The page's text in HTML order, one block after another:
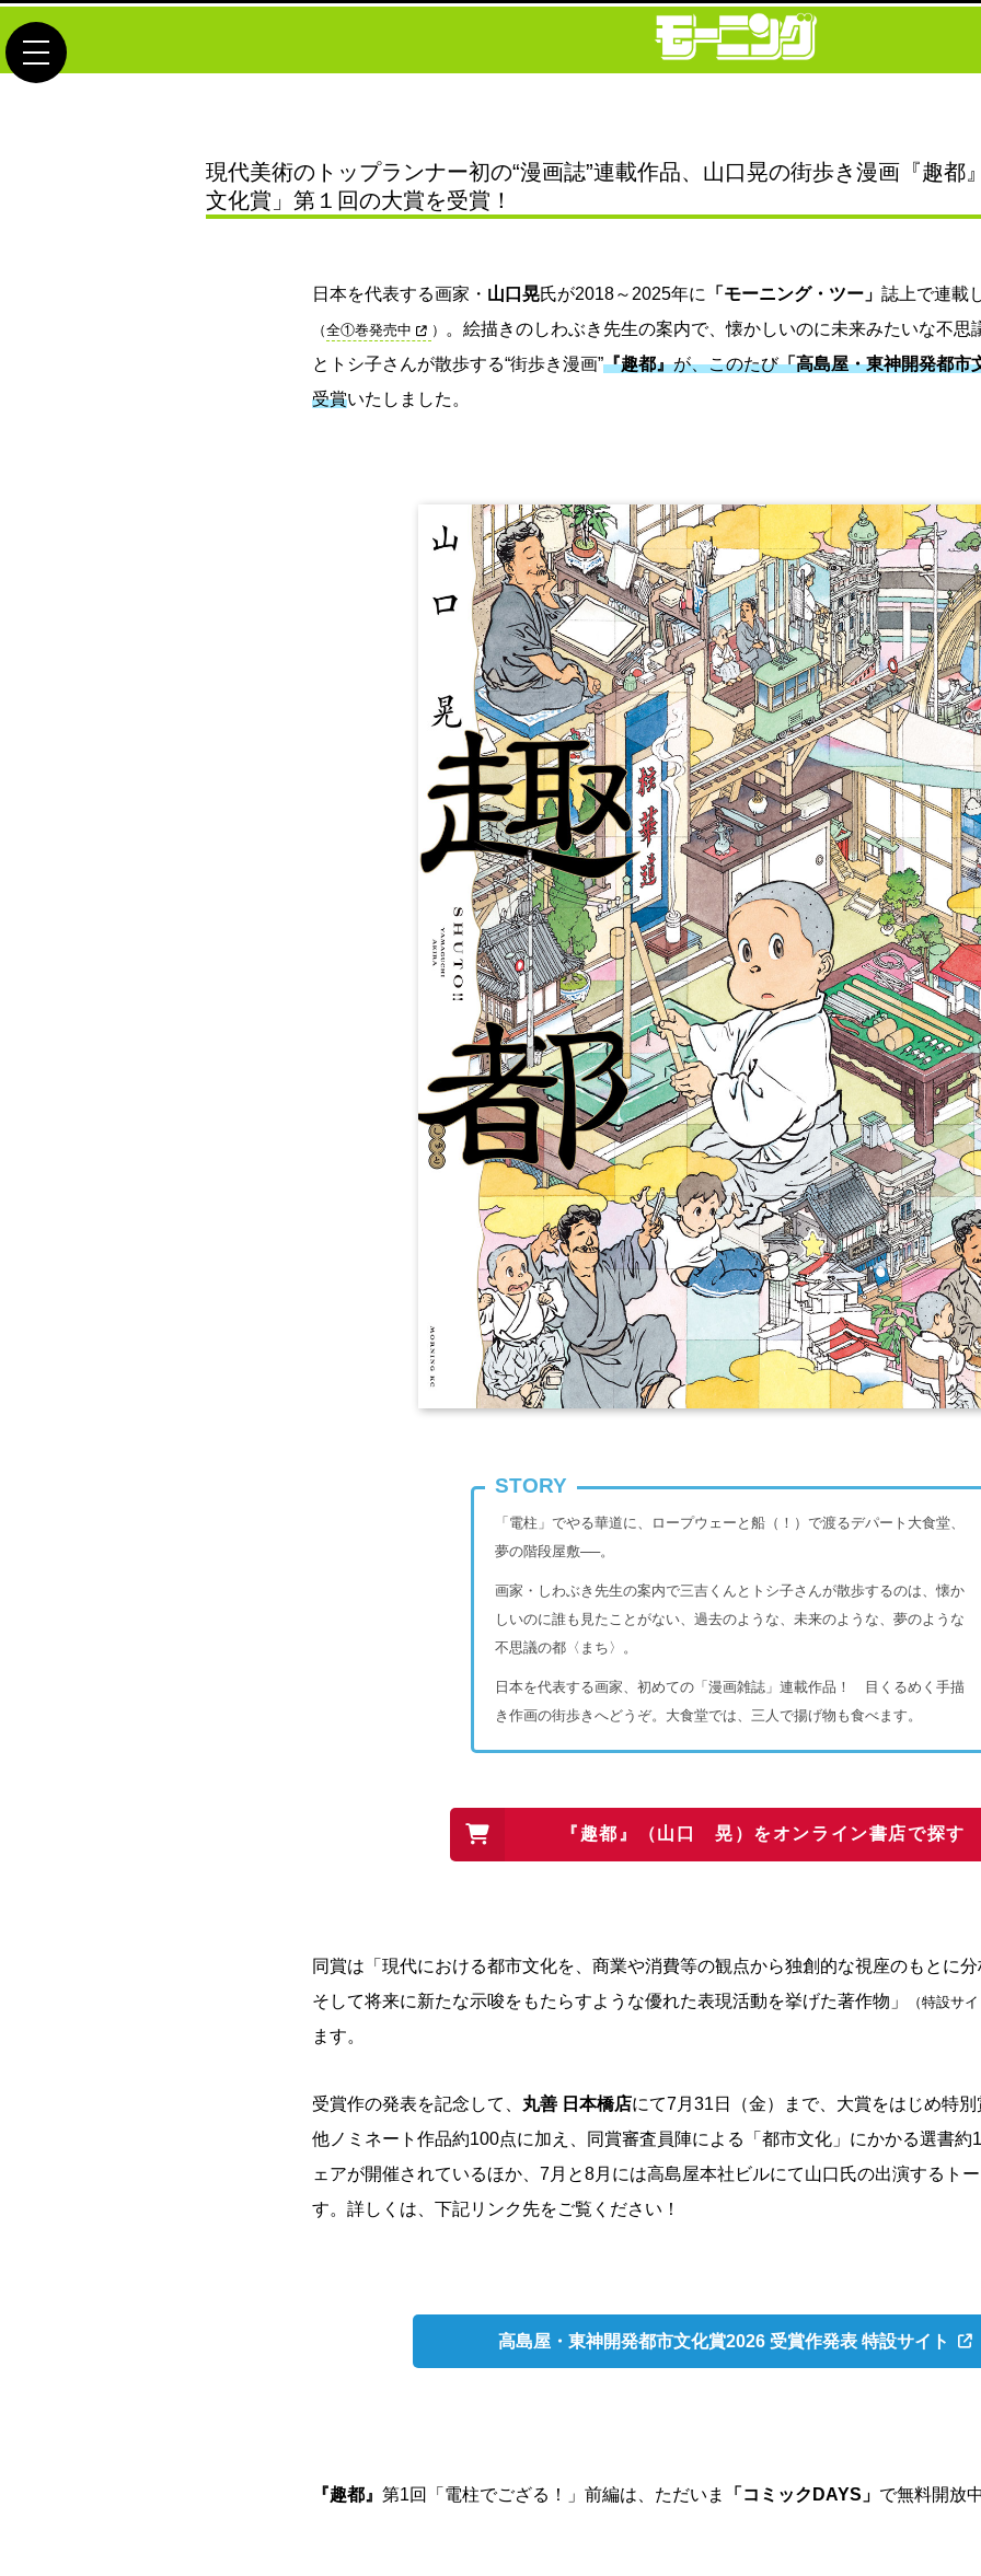
toggle navigation
現代美術のトップランナー初の“漫画誌”連載作品、山口晃の街歩き漫画『趣都
文化賞」第１回の大賞を受賞！
日本を代表する画家・ 山口晃氏が2018～2025年に 「モーニング・ツー」 誌上で連載
（全①巻発売中 ）
。絵描きのしわぶき先生の案内で、懐かしいのに未来みたいな不思
とトシ子さんが散歩する“街歩き漫画”『趣都』が、このたび「高島屋・東神開発都市
受賞いたしました。
STORY
「電柱」でやる華道に、ロープウェーと船（！）で渡るデパート大食堂、
夢の階段屋敷──。
画家・しわぶき先生の案内で三吉くんとトシ子さんが散歩するのは、懐か
しいのに誰も見たことがない、過去のような、未来のような、夢のような
不思議の都〈まち〉。
日本を代表する画家、初めての「漫画雑誌」連載作品！ 目くるめく手描
き作画の街歩きへどうぞ。大食堂では、三人で揚げ物も食べます。
『趣都』 （山口 晃） をオンライン書店で探す
同賞は「現代における都市⽂化を、商業や消費等の観点から独創的な視座のもとに
そして将来に新たな示唆をもたらすような優れた表現活動を挙げた著作物」
（特設サ
ます。
受賞作の発表を記念して、 丸善 日本橋店にて7月31日（金）まで、大賞をはじめ特
他ノミネート作品約100点に加え、同賞審査員陣による「都市文化」にかかる選書約
ェアが開催されているほか、7月と8月には高島屋本社ビルにて山口氏の出演するト
す。詳しくは、下記リンク先をご覧ください！
高島屋・東神開発都市文化賞2026 受賞作発表 特設サイト
『趣都』 第1回「電柱でござる！」前編は、ただいま 「コミックDAYS」 で無料開放